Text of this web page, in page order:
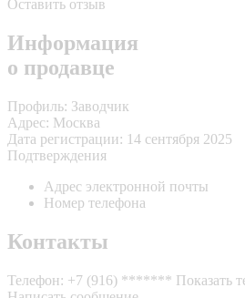
Оставить отзыв
Информация
о продавце
Профиль: Заводчик
Адрес: Москва
Дата регистрации: 14 сентября 2025
Подтверждения
Адрес электронной почты
Номер телефона
Контакты
Телефон: +7 (916) ******* Показать